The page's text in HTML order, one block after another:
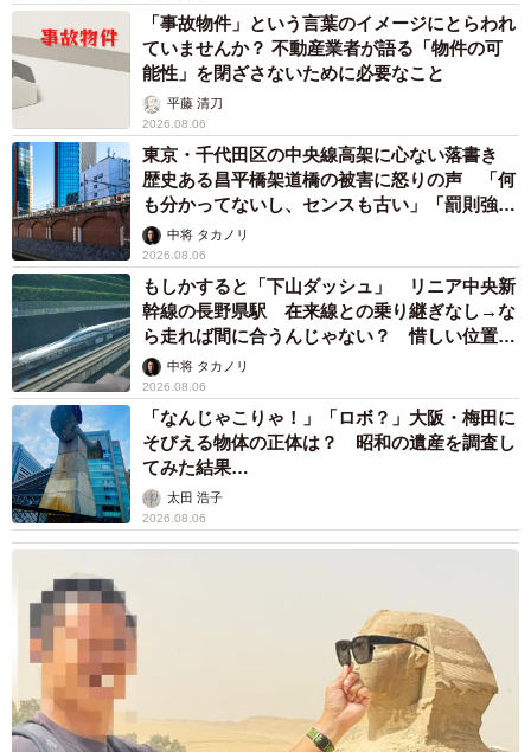
「事故物件」という言葉のイメージにとらわれ
ていませんか？ 不動産業者が語る「物件の可
能性」を閉ざさないために必要なこと
平藤 清刀
2026.08.06
東京・千代田区の中央線高架に心ない落書き
歴史ある昌平橋架道橋の被害に怒りの声 「何
も分かってないし、センスも古い」「罰則強化
して」中将 タカノリ
2026.08.06
もしかすると「下山ダッシュ」 リニア中央新
幹線の長野県駅 在来線との乗り継ぎなし→な
ら走れば間に合うんじゃない？ 惜しい位置関
係が反響
中将 タカノリ
2026.08.06
「なんじゃこりゃ！」「ロボ？」大阪・梅田に
そびえる物体の正体は？ 昭和の遺産を調査し
てみた結果…
太田 浩子
2026.08.06